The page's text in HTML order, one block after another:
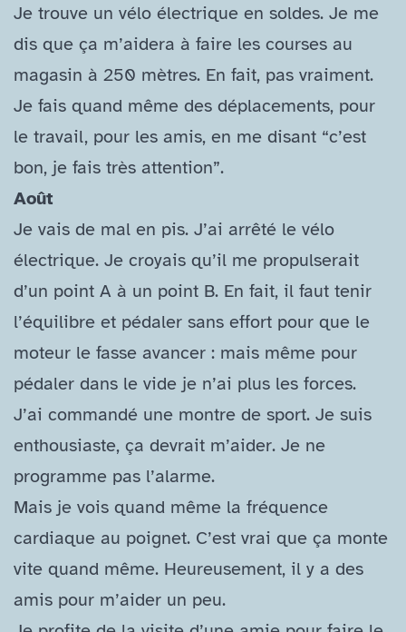
Je trouve un vélo électrique en soldes. Je me
dis que ça m’aidera à faire les courses au
magasin à 250 mètres. En fait, pas vraiment.
Je fais quand même des déplacements, pour
le travail, pour les amis, en me disant “c’est
bon, je fais très attention”.
Août
Je vais de mal en pis. J’ai arrêté le vélo
électrique. Je croyais qu’il me propulserait
d’un point A à un point B. En fait, il faut tenir
l’équilibre et pédaler sans effort pour que le
moteur le fasse avancer : mais même pour
pédaler dans le vide je n’ai plus les forces.
J’ai commandé une montre de sport. Je suis
enthousiaste, ça devrait m’aider. Je ne
programme pas l’alarme.
Mais je vois quand même la fréquence
cardiaque au poignet. C’est vrai que ça monte
vite quand même. Heureusement, il y a des
amis pour m’aider un peu.